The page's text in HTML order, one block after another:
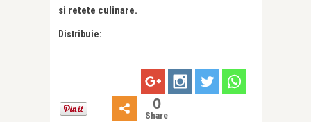
si retete culinare.
Distribuie:
0
Share